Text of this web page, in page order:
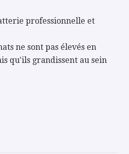
professionnelle et
ne sont pas élevés en
qu'ils grandissent au sein